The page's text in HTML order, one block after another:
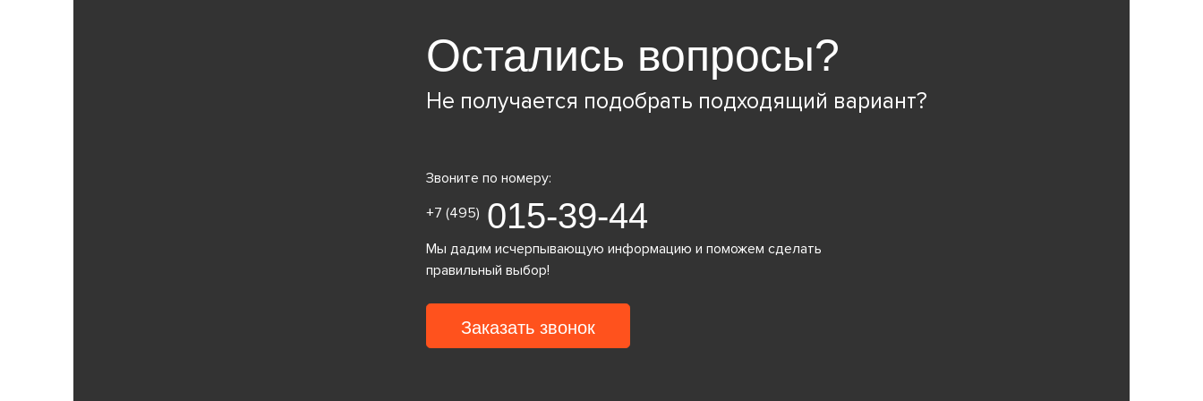
Остались вопросы?
Не получается подобрать подходящий вариант?
Звоните по номеру:
+7 (495) 015-39-44
Мы дадим исчерпывающую информацию и поможем сделать
правильный выбор!
Заказать звонок